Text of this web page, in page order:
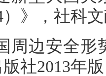
）》，社科
周边安全
社2013年